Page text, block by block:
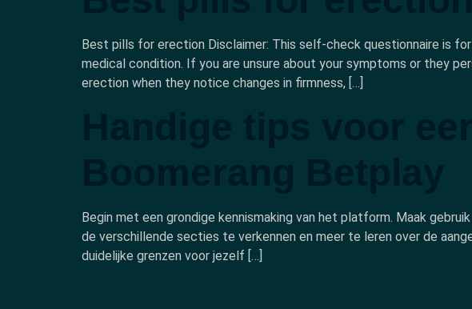
Best pills for erection Disclaimer: This self-check questionnaire is
medical condition. If you are unsure about your symptoms or they
erection when they notice changes in firmness, […]
Begin met een grondige kennismaking van het platform. Maak
de verschillende secties te verkennen en meer te leren over de
duidelijke grenzen voor jezelf […]